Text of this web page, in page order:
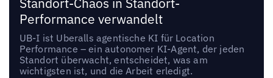
Performance verwandelt
UB-I ist Uberalls agentische KI für Location
Performance – ein autonomer KI-Agent, der jeden
Standort überwacht, entscheidet, was am
wichtigsten ist, und die Arbeit erledigt.